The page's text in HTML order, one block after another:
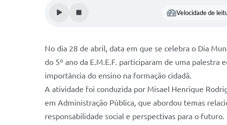
Velocidade de
No dia 28 de abril, data em que se celebra o Dia
do 5º ano da E.M.E.F. participaram de uma palestra
importância do ensino na formação cidadã.
A atividade foi conduzida por Misael Henrique
em Administração Pública, que abordou temas
responsabilidade social e perspectivas para o